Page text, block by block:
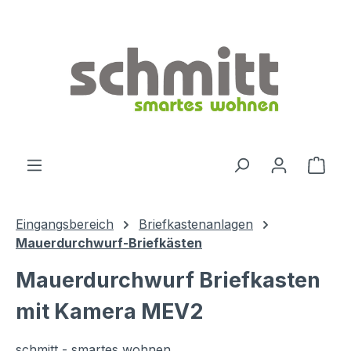
Eingangsbereich
Briefkastenanlagen
Mauerdurchwurf-Briefkästen
Mauerdurchwurf Briefkasten
mit Kamera MEV2